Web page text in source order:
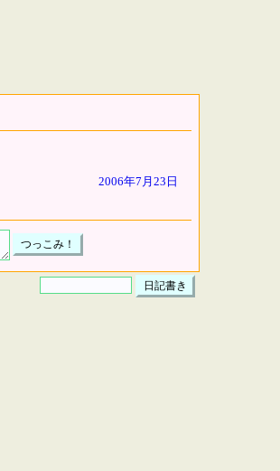
2006年7月23日